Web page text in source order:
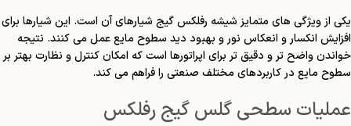
یکی از ویژگی های متمایز شیشه رفلکس گیج شیارهای آن است. این شیارها برای
افزایش انکسار و انعکاس نور و بهبود دید سطوح مایع عمل می کنند. نتیجه
خواندن واضح تر و دقیق تر برای اپراتورها است که امکان کنترل و نظارت بهتر بر
سطوح مایع در کاربردهای مختلف صنعتی را فراهم می کند.
عملیات سطحی گلس گیج رفلکس